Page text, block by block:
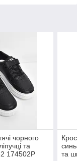
чорного
та
174502P
та